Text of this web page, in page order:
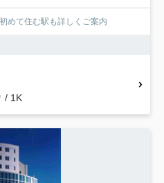
めて住む駅も詳しくご案内
/ 1K